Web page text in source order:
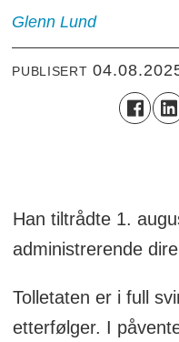
Glenn Lund
PUBLISERT
Han tiltrådte 1.
administrerende
Tolletaten er i full
etterfølger. I